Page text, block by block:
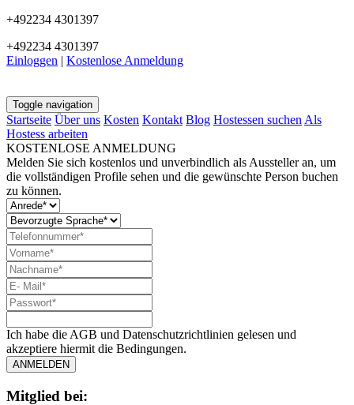
+492234 4301397
+492234 4301397
Einloggen | Kostenlose Anmeldung
Toggle navigation
Startseite Über uns Kosten Kontakt Blog Hostessen suchen Als
Hostess arbeiten
KOSTENLOSE ANMELDUNG
Melden Sie sich kostenlos und unverbindlich als Aussteller an, um
die vollständigen Profile sehen und die gewünschte Person buchen
zu können.
Ich habe die AGB und Datenschutzrichtlinien gelesen und
akzeptiere hiermit die Bedingungen.
ANMELDEN
Mitglied bei: